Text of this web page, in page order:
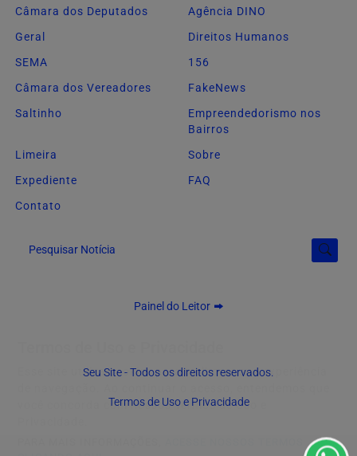
Câmara dos Deputados
Agência DINO
Geral
Direitos Humanos
SEMA
156
Câmara dos Vereadores
FakeNews
Saltinho
Empreendedorismo nos
Bairros
Limeira
Sobre
Expediente
FAQ
Contato
Pesquisar Notícia
Painel do Leitor
Seu Site - Todos os direitos reservados.
Termos de Uso e Privacidade
Esse site utiliza cookies para melhorar sua experiência
você concorda com nossos Termos de Uso e